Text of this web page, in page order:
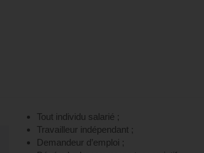
Tout individu salarié ;
Travailleur indépendant ;
Demandeur d’emploi ;